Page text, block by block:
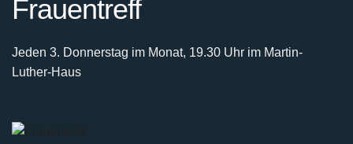
Frauentreff
Jeden 3. Donnerstag im Monat, 19.30 Uhr im Martin-
Luther-Haus